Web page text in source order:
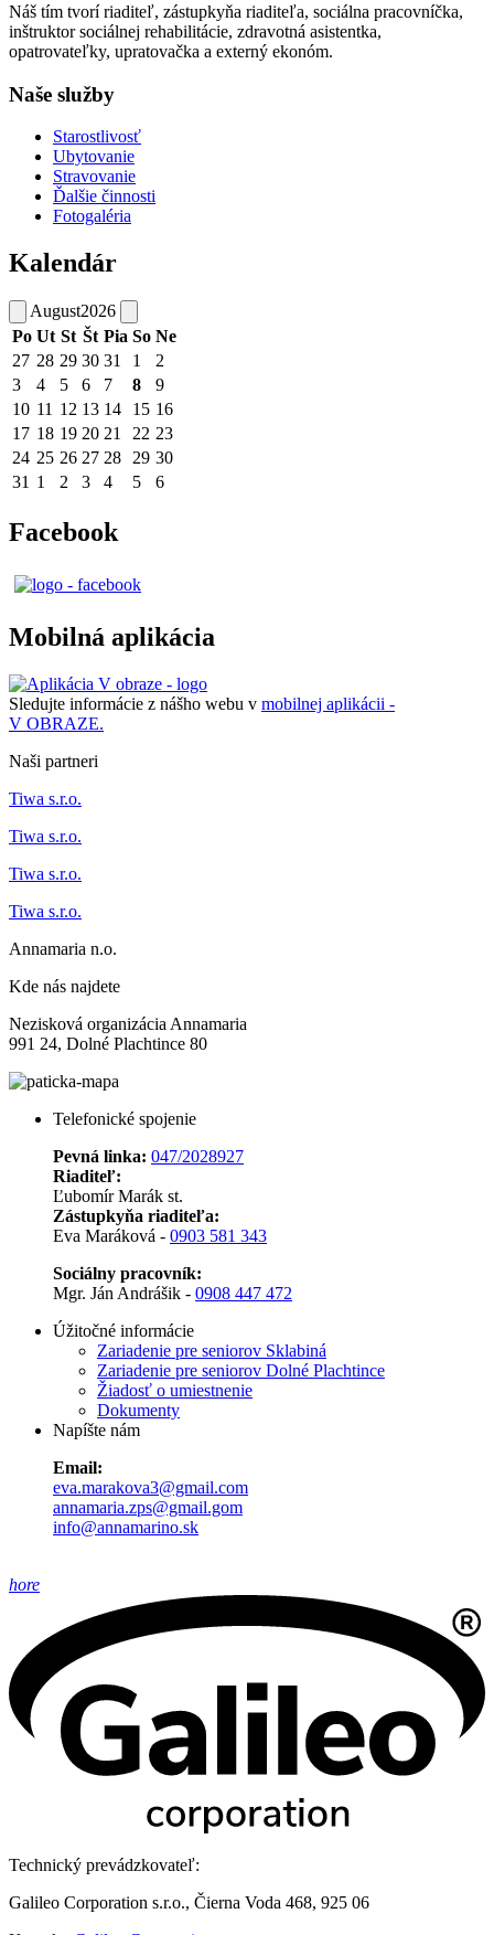
Náš tím tvorí riaditeľ, zástupkyňa riaditeľa, sociálna pracovníčka,
inštruktor sociálnej rehabilitácie, zdravotná asistentka,
opatrovateľky, upratovačka a externý ekonóm.
Naše služby
Starostlivosť
Ubytovanie
Stravovanie
Ďalšie činnosti
Fotogaléria
Kalendár
August2026
Po Ut St Št Pia So Ne
27 28 29 30 31 1
2
3
4 5 6 7 8
9
10 11 12 13 14 15 16
17 18 19 20 21 22 23
24 25 26 27 28 29 30
31 1 2 3 4 5 6
Facebook
Mobilná aplikácia
Sledujte informácie z nášho webu v mobilnej aplikácii -
V OBRAZE.
Naši partneri
Tiwa s.r.o.
Tiwa s.r.o.
Tiwa s.r.o.
Tiwa s.r.o.
Annamaria n.o.
Kde nás najdete
Nezisková organizácia Annamaria
991 24, Dolné Plachtince 80
Telefonické spojenie
Pevná linka: 047/2028927
Riaditeľ:
Ľubomír Marák st.
Zástupkyňa riaditeľa:
Eva Maráková - 0903 581 343
Sociálny pracovník:
Mgr. Ján Andrášik - 0908 447 472
Úžitočné informácie
Zariadenie pre seniorov Sklabiná
Zariadenie pre seniorov Dolné Plachtince
Žiadosť o umiestnenie
Dokumenty
Napíšte nám
Email:
eva.marakova3@gmail.com
annamaria.zps@gmail.gom
info@annamarino.sk
hore
Technický prevádzkovateľ:
Galileo Corporation s.r.o., Čierna Voda 468, 925 06